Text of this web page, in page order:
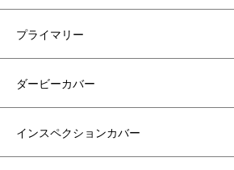
プライマリー
ダービーカバー
インスペクションカバー